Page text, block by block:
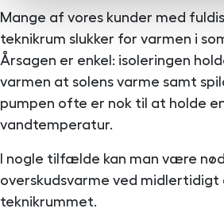
Mange af vores kunder med
teknikrum slukker for varmen i
Årsagen er enkel: isoleringen
varmen at solens varme samt
pumpen ofte er nok til at holde
vandtemperatur.
I nogle tilfælde kan man være
overskudsvarme ved midlertidigt
teknikrummet.